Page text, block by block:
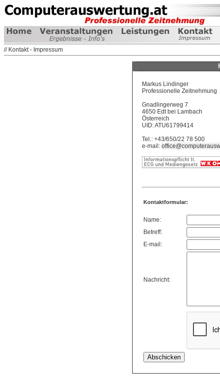
// Kontakt - Impressum
Markus Lindinger
Professionelle Zeitnehmung
Gnadlingerweg 7
4650 Edt bei Lambach
Österreich
UID: ATU61799414
Tel.: +43/650/22 78 500
e-mail:
Kontaktformular:
Name:
Betreff:
E-mail:
Nachricht: